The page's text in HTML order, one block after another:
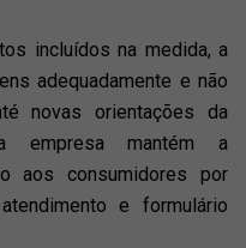
incluídos na medida, a
adequadamente e não
novas orientações da
empresa mantém a
aos consumidores por
e formulário